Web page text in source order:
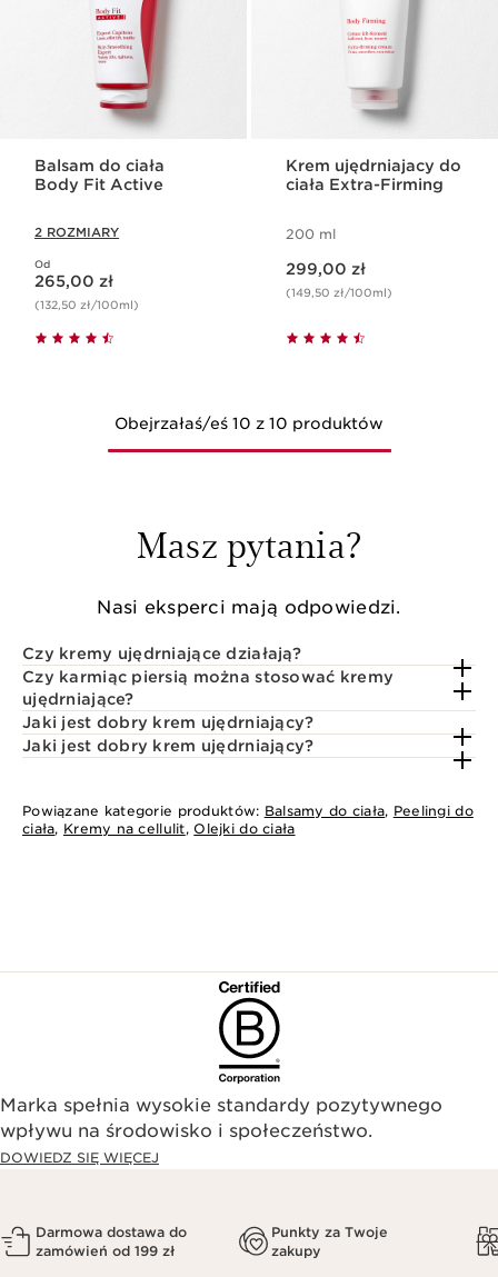
Balsam do ciała
Body Fit Active
2 ROZMIARY
Od
Aktualna cena 265,00 zł
265,00 zł
(132,50 zł/100ml)
Krem ujędrniajacy do
ciała Extra-Firming
200 ml
299,00 zł
(149,50 zł/100ml)
Obejrzałaś/eś 10 z 10 produktów
Masz pytania?
Nasi eksperci mają odpowiedzi.
Czy kremy ujędrniające działają?
Czy karmiąc piersią można stosować kremy
ujędrniające?
Jaki jest dobry krem ujędrniający?
Jaki jest dobry krem ujędrniający?
Powiązane kategorie produktów: Balsamy do ciała, Peelingi do
ciała, Kremy na cellulit, Olejki do ciała
Marka spełnia wysokie standardy pozytywnego
wpływu na środowisko i społeczeństwo.​
DOWIEDZ SIĘ WIĘCEJ
Darmowa dostawa do
zamówień od 199 zł
Punkty za Twoje
zakupy